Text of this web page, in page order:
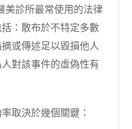
美診所最常使用的法律
：散布於不特定多數
或傳述足以毀損他人
對該事件的虛偽性有
取決於幾個關鍵：